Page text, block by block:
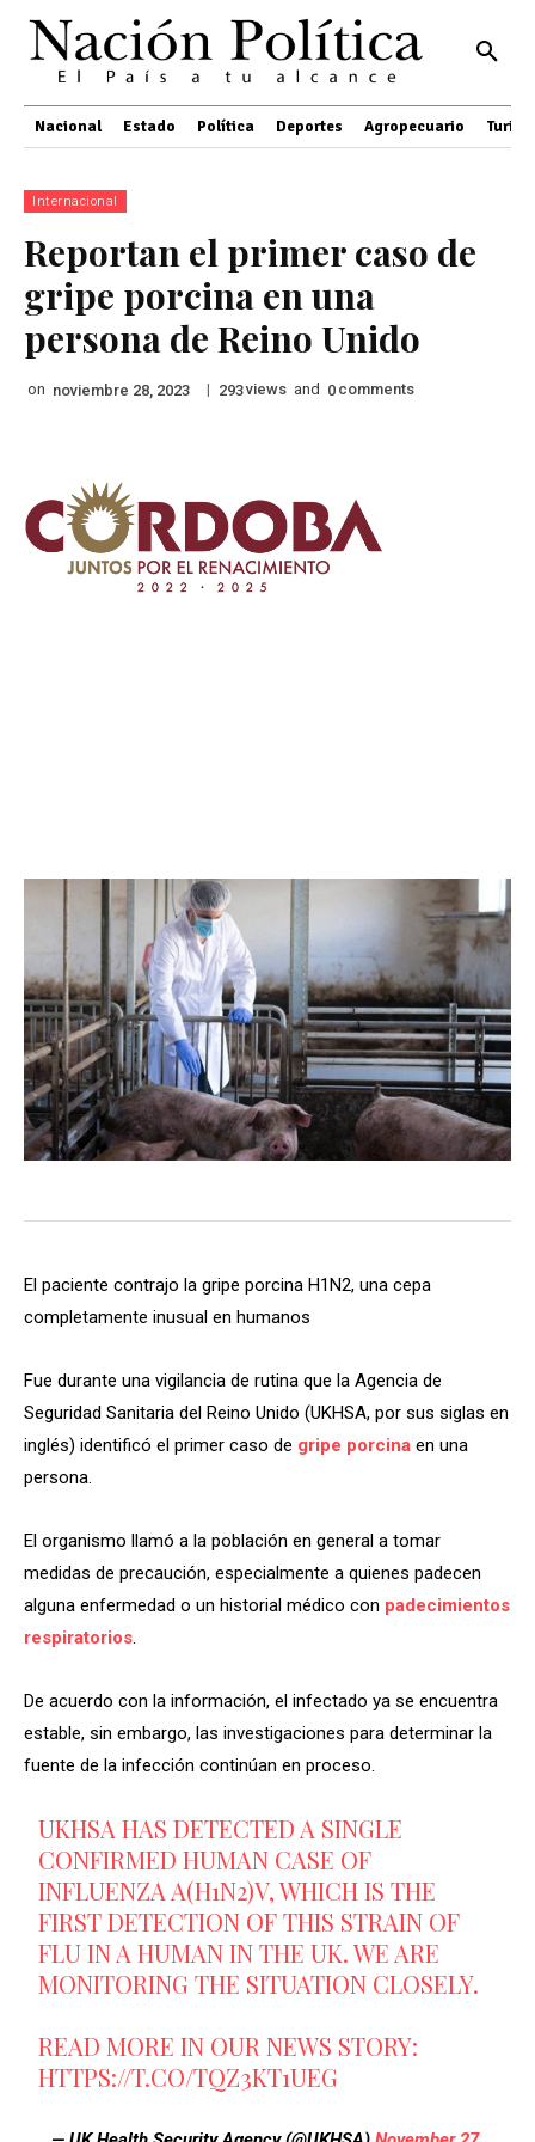
Nacional Estado Política Deportes Agropecuario
Internacional
Reportan el primer caso de
gripe porcina en una
persona de Reino Unido
on noviembre 28, 2023 | 293views and 0 comments
El paciente contrajo la gripe porcina H1N2, una cepa
completamente inusual en humanos
Fue durante una vigilancia de rutina que la Agencia de
Seguridad Sanitaria del Reino Unido (UKHSA, por sus siglas en
inglés) identificó el primer caso de gripe porcina en una
persona.
El organismo llamó a la población en general a tomar
medidas de precaución, especialmente a quienes padecen
alguna enfermedad o un historial médico con padecimientos
respiratorios.
De acuerdo con la información, el infectado ya se encuentra
estable, sin embargo, las investigaciones para determinar la
fuente de la infección continúan en proceso.
UKHSA HAS DETECTED A SINGLE
CONFIRMED HUMAN CASE OF
INFLUENZA A(H1N2)V, WHICH IS THE
FIRST DETECTION OF THIS STRAIN OF
FLU IN A HUMAN IN THE UK. WE ARE
MONITORING THE SITUATION CLOSELY.
READ MORE IN OUR NEWS STORY:
HTTPS://T.CO/TQZ3KT1UEG